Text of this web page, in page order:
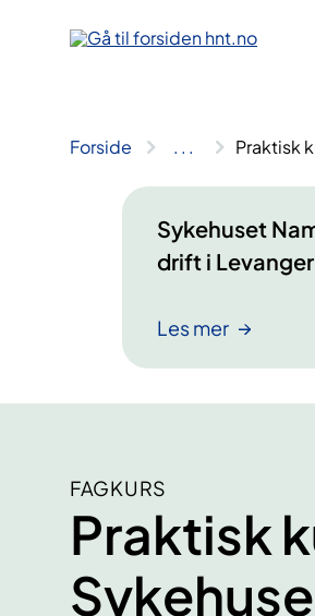
Forside .. . Praktisk
Sykehuset
drift i Levanger
Les mer
FAGKURS
Praktisk